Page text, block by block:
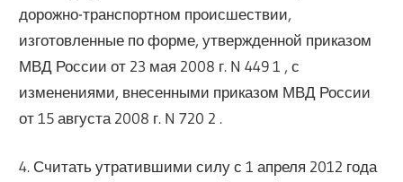
дорожно-транспортном происшествии,
изготовленные по форме, утвержденной приказом
МВД России от 23 мая 2008 г. N 449 1 , с
изменениями, внесенными приказом МВД России
от 15 августа 2008 г. N 720 2 .
4. Считать утратившими силу с 1 апреля 2012 года